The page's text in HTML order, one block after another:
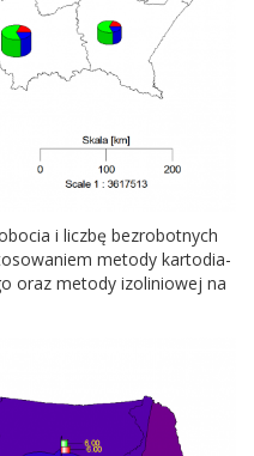
i liczbę bezro­bot­nych
metody kar­to­di­a­
oraz metody izolin­iowej na